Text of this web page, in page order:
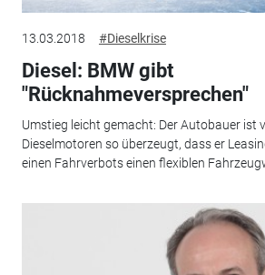
13.03.2018 #Dieselkrise
Diesel: BMW gibt
"Rücknahmeversprechen"
Umstieg leicht gemacht: Der Autobauer ist
Dieselmotoren so überzeugt, dass er
einen Fahrverbots einen flexiblen